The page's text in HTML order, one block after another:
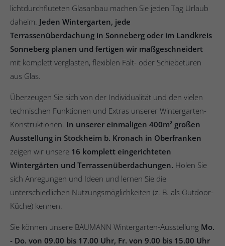
lichtdurchfluteten Glasanbau machen Sie jeden Tag Urlaub
daheim. Jeden Wintergarten, jede
Terrassenüberdachung in Sonneberg oder im Landkreis
Sonneberg planen und fertigen wir maßgeschneidert
mit komplett verglasten, flexiblen Falt- oder Schiebetüren
aus Glas.
Überzeugen Sie sich von der Individualität und den vielen
technischen Funktionen und Extras unserer Wintergarten-
Konstruktionen. In unserer einmaligen 400m² großen
Ausstellung in Stockheim b. Kronach in Oberfranken
zeigen wir unsere 16 komplett eingerichteten
Wintergärten und Terrassenüberdachungen. Holen Sie
sich Anregungen und Ideen und lernen Sie die
unterschiedlichen Nutzungsmöglichkeiten (z. B. als Outdoor-
Küche) kennen.
Sie können unsere BAUMANN Wintergarten-Ausstellung Mo.
- Do. von 09.00 bis 17.00 Uhr, Fr. von 9.00 bis 15.00 Uhr